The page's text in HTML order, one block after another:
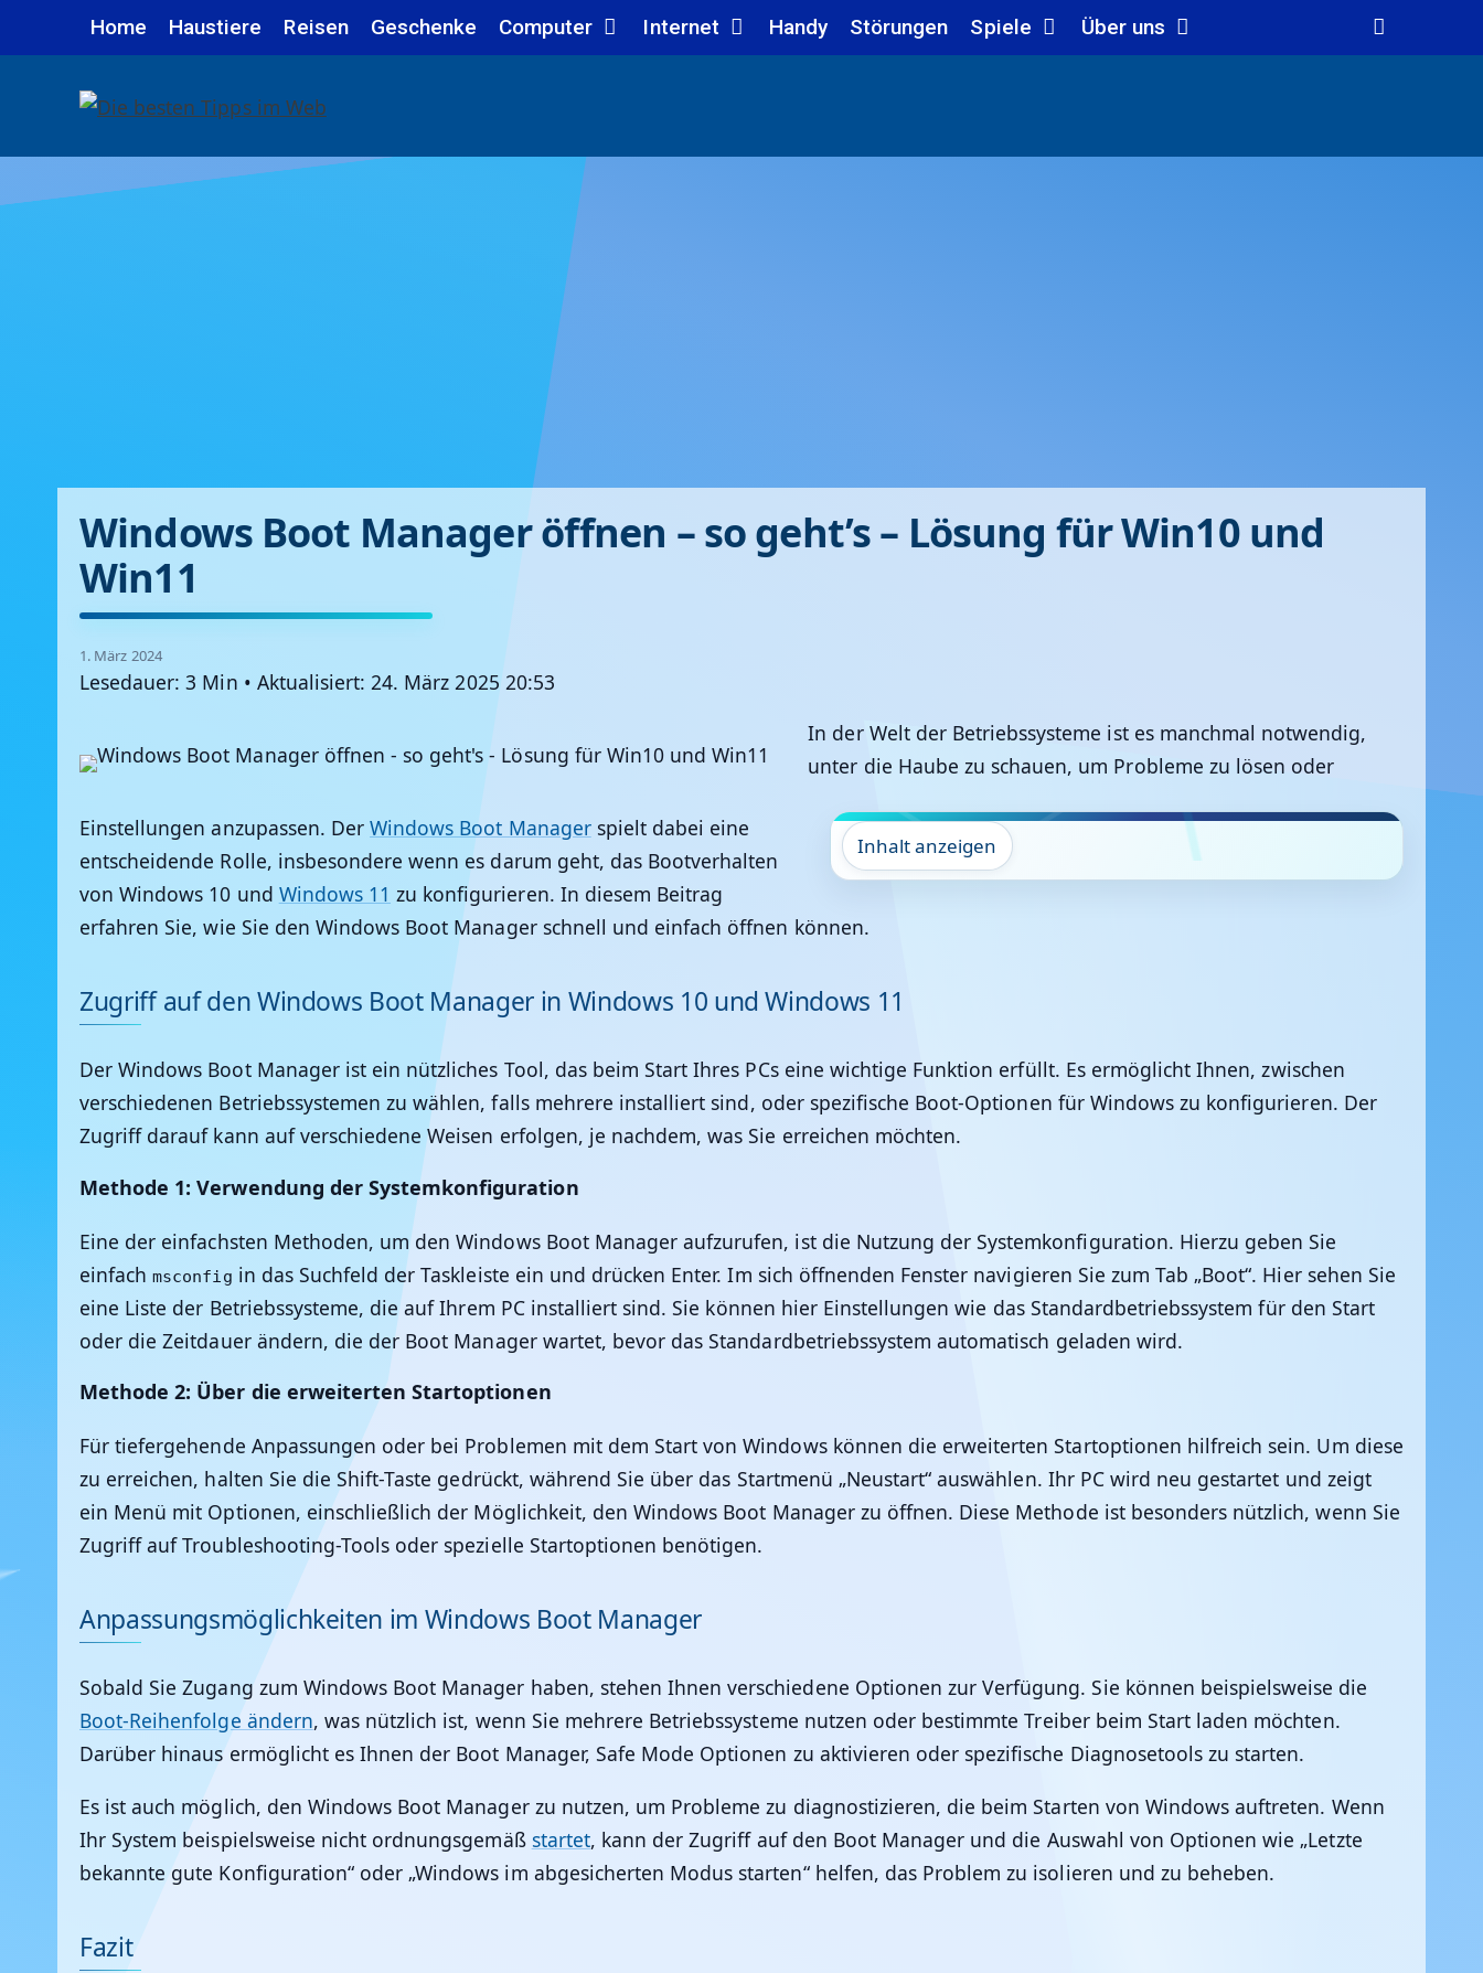
Inhalt
Home Haustiere Reisen Geschenke Computer Internet Handy Störungen Spiele Über uns
Windows Boot Manager öffnen – so geht’s – Lösung für Win10 und
Win11
1. März 2024
Lesedauer: 3 Min • Aktualisiert: 24. März 2025 20:53
Inhalt anzeigen
In der Welt der Betriebssysteme ist es manchmal notwendig,
unter die Haube zu schauen, um Probleme zu lösen oder
Einstellungen anzupassen. DerWindows Boot Managerspielt dabei eine
entscheidende Rolle, insbesondere wenn es darum geht, das Bootverhalten
von Windows 10 und Windows 11 zu konfigurieren. In diesem Beitrag
erfahren Sie, wie Sie den Windows Boot Manager schnell und einfach öffnen können.
Zugriff auf den Windows Boot Manager in Windows 10 und Windows 11
Der Windows Boot Manager ist ein nützliches Tool, das beim Start Ihres PCs eine wichtige Funktion erfüllt. Es ermöglicht Ihnen, zwischen
verschiedenen Betriebssystemen zu wählen, falls mehrere installiert sind, oder spezifische Boot-Optionen für Windows zu konfigurieren. Der
Zugriff darauf kann auf verschiedene Weisen erfolgen, je nachdem, was Sie erreichen möchten.
Methode 1: Verwendung der Systemkonfiguration
Eine der einfachsten Methoden, um den Windows Boot Manager aufzurufen, ist die Nutzung der Systemkonfiguration. Hierzu geben Sie
einfachmsconfig in das Suchfeld der Taskleiste ein und drücken Enter. Im sich öffnenden Fenster navigieren Sie zum Tab „Boot“. Hier sehen Sie
eine Liste der Betriebssysteme, die auf Ihrem PC installiert sind. Sie können hier Einstellungen wie das Standardbetriebssystem für den Start
oder die Zeitdauer ändern, die der Boot Manager wartet, bevor das Standardbetriebssystem automatisch geladen wird.
Methode 2: Über die erweiterten Startoptionen
Für tiefergehende Anpassungen oder bei Problemen mit dem Start von Windows können die erweiterten Startoptionen hilfreich sein. Um diese
zu erreichen, halten Sie die Shift-Taste gedrückt, während Sie über das Startmenü „Neustart“ auswählen. Ihr PC wird neu gestartet und zeigt
ein Menü mit Optionen, einschließlich der Möglichkeit, den Windows Boot Manager zu öffnen. Diese Methode ist besonders nützlich, wenn Sie
Zugriff auf Troubleshooting-Tools oder spezielle Startoptionen benötigen.
Anpassungsmöglichkeiten im Windows Boot Manager
Sobald Sie Zugang zum Windows Boot Manager haben, stehen Ihnen verschiedene Optionen zur Verfügung. Sie können beispielsweise die
Boot-Reihenfolge ändern, was nützlich ist, wenn Sie mehrere Betriebssysteme nutzen oder bestimmte Treiber beim Start laden möchten.
Darüber hinaus ermöglicht es Ihnen der Boot Manager, Safe Mode Optionen zu aktivieren oder spezifische Diagnosetools zu starten.
Es ist auch möglich, den Windows Boot Manager zu nutzen, um Probleme zu diagnostizieren, die beim Starten von Windows auftreten. Wenn
Ihr System beispielsweise nicht ordnungsgemäß startet, kann der Zugriff auf den Boot Manager und die Auswahl von Optionen wie „Letzte
bekannte gute Konfiguration“ oder „Windows im abgesicherten Modus starten“ helfen, das Problem zu isolieren und zu beheben.
Fazit